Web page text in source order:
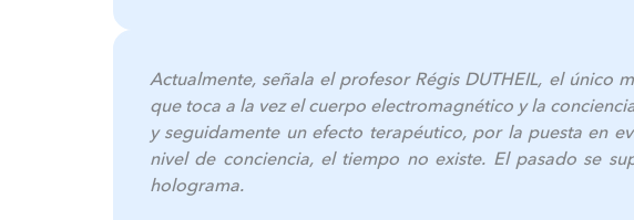
Actualmente, señala el profesor Régis DUTHEIL, el
que toca a la vez el cuerpo electromagnético y la
y seguidamente un efecto terapéutico, por la puesta en
nivel de conciencia, el tiempo no existe. El pasado se
holograma.